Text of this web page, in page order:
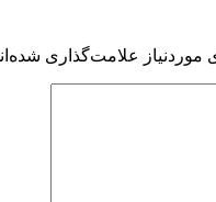
علامت‌گذاری